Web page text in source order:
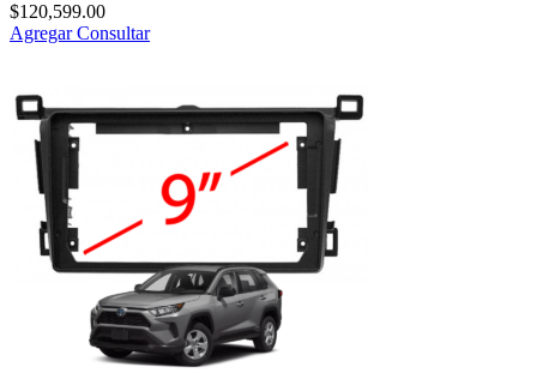
$120,599.00
AgregarConsultar